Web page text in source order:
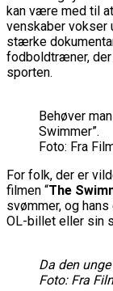
kan være med til
venskaber
stærke
fodboldtræner,
sporten.
Behøver
Swimmer”.
Foto: Fra
For folk, der er
filmen “The
svømmer, og
OL-billet eller sin
Da den
Foto: Fra